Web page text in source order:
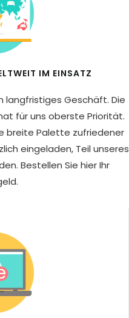
IM EINSATZ
langfristiges Geschäft. Die
für uns oberste Priorität.
breite Palette zufriedener
eingeladen, Teil unseres
Bestellen Sie hier Ihr